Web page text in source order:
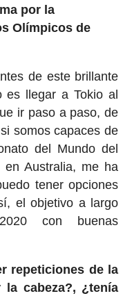
por la
Olímpicos de
de este brillante
es llegar a Tokio al
ir paso a paso, de
somos capaces de
del Mundo del
Australia, me ha
tener opciones
el objetivo a largo
con buenas
repeticiones de la
cabeza?, ¿tenía